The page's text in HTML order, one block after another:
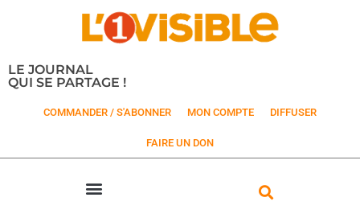
LE JOURNAL
QUI SE PARTAGE !
COMMANDER / S'ABONNER MON COMPTE DIFFUSER
FAIRE UN DON